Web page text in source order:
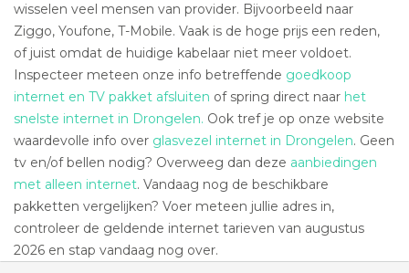
wisselen veel mensen van provider. Bijvoorbeeld naar
Ziggo, Youfone, T-Mobile. Vaak is de hoge prijs een reden,
of juist omdat de huidige kabelaar niet meer voldoet.
Inspecteer meteen onze info betreffende goedkoop
internet en TV pakket afsluiten of spring direct naar het
snelste internet in Drongelen. Ook tref je op onze website
waardevolle info over glasvezel internet in Drongelen. Geen
tv en/of bellen nodig? Overweeg dan deze aanbiedingen
met alleen internet. Vandaag nog de beschikbare
pakketten vergelijken? Voer meteen jullie adres in,
controleer de geldende internet tarieven van augustus
2026 en stap vandaag nog over.